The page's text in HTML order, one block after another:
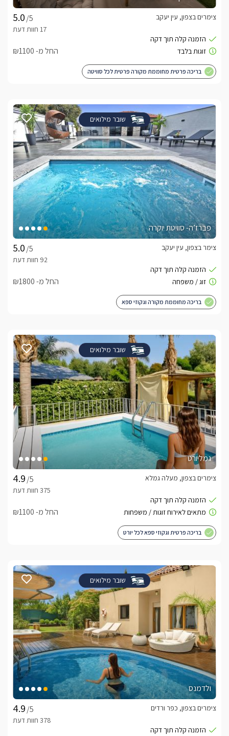
/5
צימרים בצפון, עין יעקב
החל מ- ₪1100
בריכה פרטית מחוממת מקורה פרטית לכל סוויטה
שובר מילואים
פברז’ה- סוויטת יוקרה
/5
צימר בצפון, עין יעקב
החל מ- ₪1800
בריכה מחוממת מקורה וגקוזי ספא
שובר מילואים
גמליורט
/5
צימרים בצפון, מעלה גמלא
החל מ- ₪1100
בריכה פרטית וגקוזי ספא לכל יורט
שובר מילואים
ולדמנס
/5
צימרים בצפון, כפר ורדים